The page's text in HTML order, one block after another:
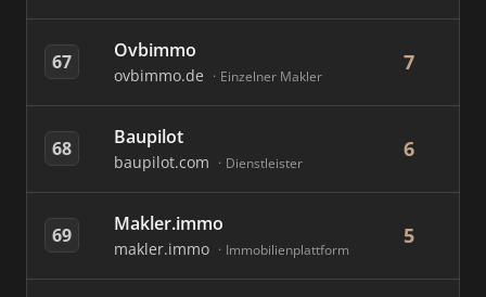
67 Ovbimmo
ovbimmo.de Einzelner Makler
7
68 Baupilot
baupilot.com Dienstleister
6
69 Makler.immo
makler.immo Immobilienplattform
5